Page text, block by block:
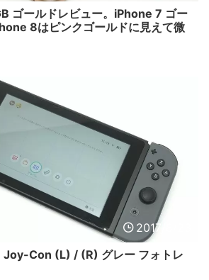
ゴールドレビュー。iPhone 7 ゴー
8はピンクゴールドに見えて微
2017/8/23
Con (L) / (R) グレー フォトレ